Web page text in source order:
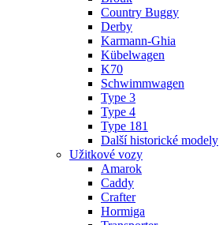
Country Buggy
Derby
Karmann-Ghia
Kübelwagen
K70
Schwimmwagen
Type 3
Type 4
Type 181
Další historické modely
Užitkové vozy
Amarok
Caddy
Crafter
Hormiga